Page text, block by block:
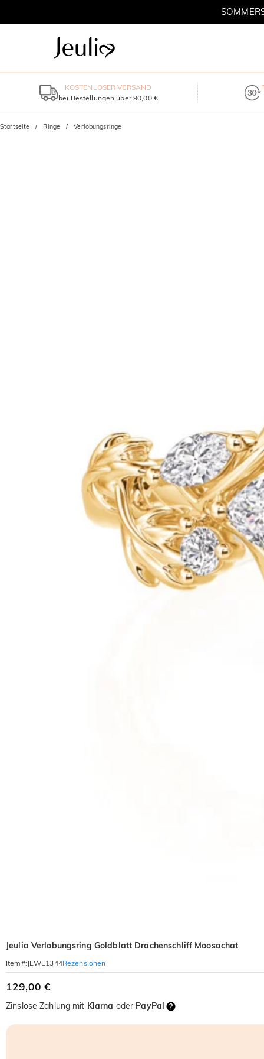
KOSTENLOSER VERSAND
bei Bestellungen über 90,00 €
Startseite Ringe Verlobungsringe
Jeulia Verlobungsring Goldblatt Drachenschliff Moosachat
Item#: JEWE1344Rezensionen
129,00 €
Zinslose Zahlung mit Klarna oder PayPal